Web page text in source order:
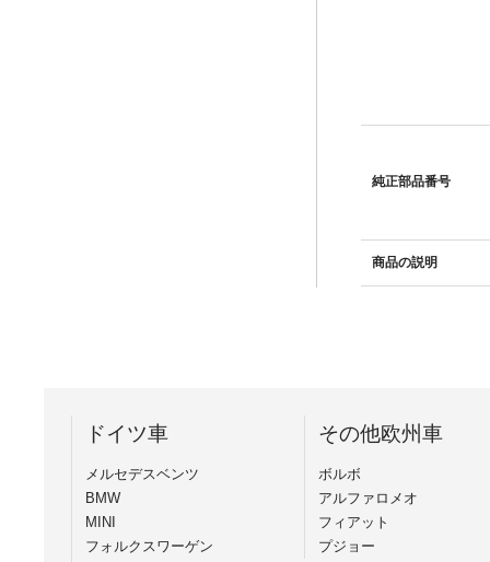
純正部品番号
商品の説明
ドイツ車
メルセデスベンツ
BMW
MINI
フォルクスワーゲン
その他欧州車
ボルボ
アルファロメオ
フィアット
プジョー